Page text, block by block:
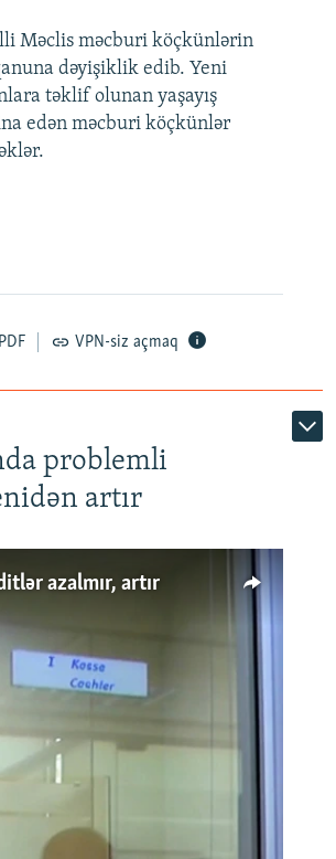
240p 360p 480p
720p 1080p
360p
480p
720p
Məclis məcburi köçkünlərin
dəyişiklik edib. Yeni
təklif olunan yaşayış
edən məcburi köçkünlər
PDF VPN-siz açmaq
problemli
artır
azalmır, artır